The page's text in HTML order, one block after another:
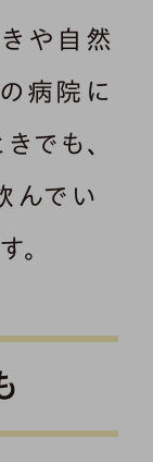
や自然
病院に
でも、
んでい
。